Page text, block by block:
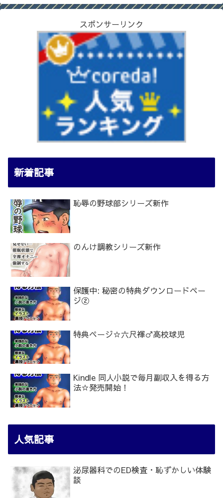
スポンサーリンク
新着記事
恥辱の野球部シリーズ新作
のんけ調教シリーズ新作
保護中: 秘密の特典ダウンロードペー
ジ②
特典ページ☆六尺褌♂高校球児
Kindle 同人小説で毎月副収入を得る方
法☆発売開始！
人気記事
泌尿器科でのED検査・恥ずかしい体験
談